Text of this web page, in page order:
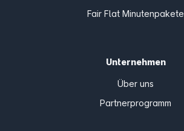
Fair Flat Minutenpakete
Unternehmen
Über uns
Partnerprogramm